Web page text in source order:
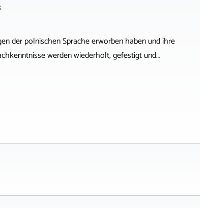
der polnischen Sprache erworben haben und ihre
werden wiederholt, gefestigt und…